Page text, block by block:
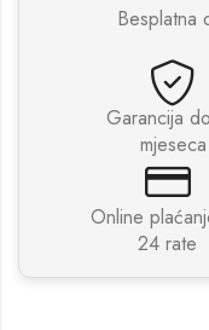
Besplatna
Garancija
mjeseca
Online
24 rate